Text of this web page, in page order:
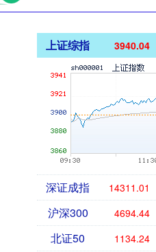
上证综指 3940.04
深证成指 14311.01
沪深300 4694.44
北证50 1134.24